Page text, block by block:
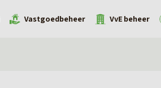
Vastgoedbeheer VvE beheer